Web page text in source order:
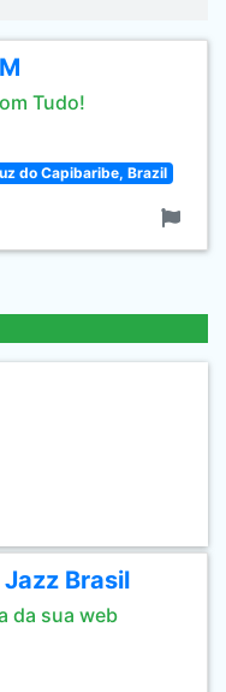
Tudo!
do Capibaribe, Brazil
Brasil
da sua web